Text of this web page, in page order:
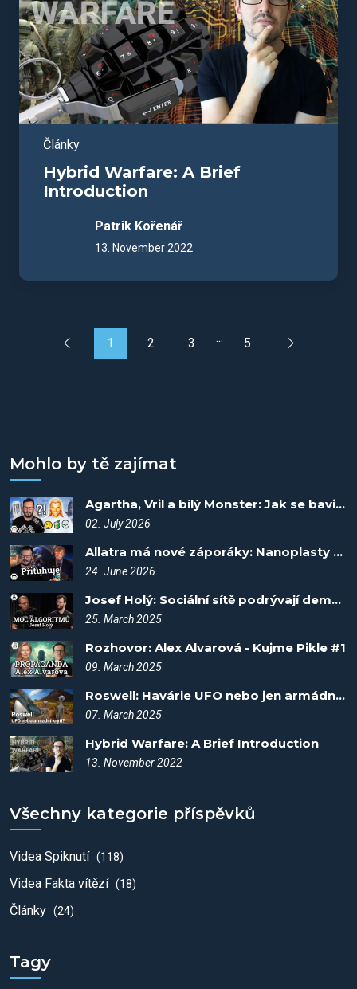
Články
Hybrid Warfare: A Brief
Introduction
Patrik Kořenář
13. November 2022
1 2 3 ... 5
Mohlo by tě zajímat
Agartha, Vril a bílý Monster: Jak se bavit popíráním Holokaustu?
02. July 2026
Allatra má nové záporáky: Nanoplasty a youtubera!
24. June 2026
Josef Holý: Sociální sítě podrývají demokracii - Kujme pikle #4
25. March 2025
Rozhovor: Alex Alvarová - Kujme Pikle #1
09. March 2025
Roswell: Havárie UFO nebo jen armádní krytí?
07. March 2025
Hybrid Warfare: A Brief Introduction
13. November 2022
Všechny kategorie příspěvků
Videa Spiknutí (118)
Videa Fakta vítězí (18)
Články (24)
Tagy